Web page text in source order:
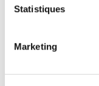
Statistiques
Marketing